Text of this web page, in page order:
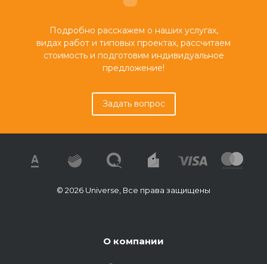
Подробно расскажем о наших услугах,
видах работ и типовых проектах, рассчитаем
стоимость и подготовим индивидуальное
предложение!
Задать вопрос
© 2026 Universe, Все права защищены
О компании